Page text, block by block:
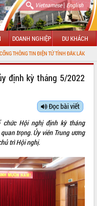
Vietnamese| English
DOANH NGHIỆP DU KHÁCH
ĐIỆN TỬ TỈNH ĐẮK LẮK
định kỳ tháng 5/2022
Đọc bài viết
Hội nghị định kỳ tháng
trọng. Ủy viên Trung ương
trì Hội nghị.